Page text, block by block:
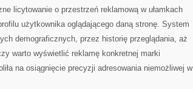
licytowanie o przestrzeń reklamową w ułamkach
użytkownika oglądającego daną stronę. System
demograficznych, przez historię przeglądania, aż
warto wyświetlić reklamę konkretnej marki
na osiągnięcie precyzji adresowania niemożliwej w